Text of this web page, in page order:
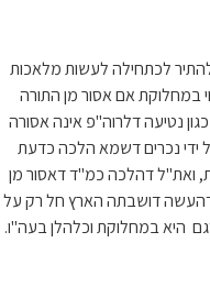
להתיר לכתחילה לעשות מלאכות
במחלוקת אם אסור מן התורה
נטיעה דלרוה"פ אינה אסורה
ידי נכרים דשמא הלכה כדעת
ואת"ל דהלכה כמ"ד דאסור מן
דושבתה הארץ חל רק על
היא במחלוקת וכלהלן בעה"ו.